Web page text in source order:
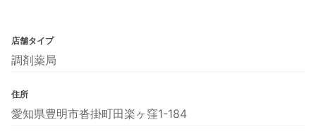
店舗タイプ
調剤薬局
住所
愛知県豊明市沓掛町田楽ヶ窪1-184